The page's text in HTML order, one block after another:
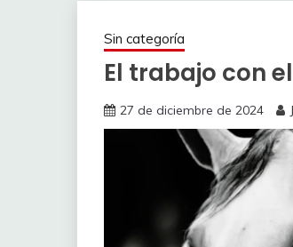
Sin categoría
El trabajo con
27 de diciembre de 2024